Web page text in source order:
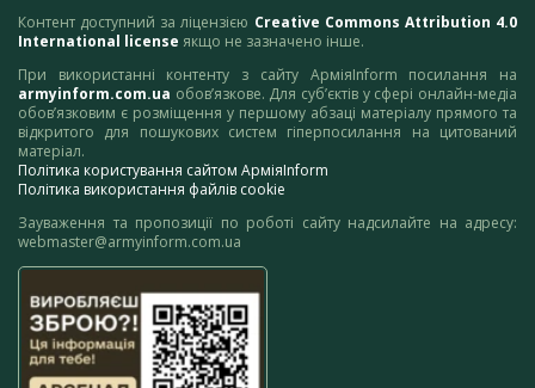
Контент доступний за ліцензією Creative Commons Attribution 4.0
International license якщо не зазначено інше.
При використанні контенту з сайту АрміяInform посилання на
armyinform.com.ua обов’язкове. Для суб’єктів у сфері онлайн-медіа
обов’язковим є розміщення у першому абзаці матеріалу прямого та
відкритого для пошукових систем гіперпосилання на цитований
матеріал.
Політика користування сайтом АрміяInform
Політика використання файлів cookie
Зауваження та пропозиції по роботі сайту надсилайте на адресу:
webmaster@armyinform.com.ua